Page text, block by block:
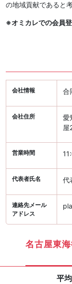
の地域貢献であると
※オミカレでの会員
会社情報 合
会社住所
愛
屋
営業時間
代表者氏名 代
連絡先メール
アドレス
名古屋東
平